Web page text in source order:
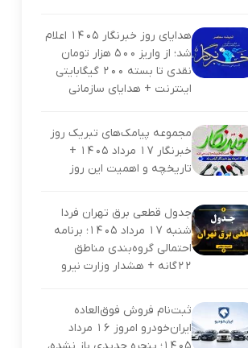
هدایای روز خبرنگار ۱۴۰۵ اعلام
شد؛ از واریز ۵۰۰ هزار تومان
نقدی تا بسته ۲۰۰ گیگابایتی
اینترنت + هدایای سازمانی
مجموعه پیامک‌های تبریک روز
خبرنگار ۱۷ مرداد ۱۴۰۵ +
تاریخچه و اهمیت این روز
جدول قطعی برق تهران فردا
شنبه ۱۷ مرداد ۱۴۰۵؛ برنامه
احتمالی گروه‌بندی مناطق
۲۲گانه + هشدار وزارت نیرو
ثبت‌نام فروش فوق‌العاده
ایران‌خودرو امروز ۱۶ مرداد